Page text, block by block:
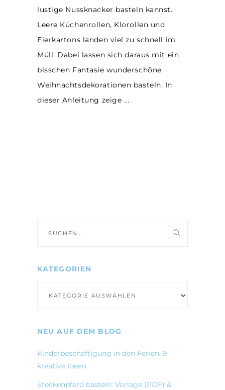
lustige Nussknacker basteln kannst.
Leere Küchenrollen, Klorollen und
Eierkartons landen viel zu schnell im
Müll. Dabei lassen sich daraus mit ein
bisschen Fantasie wunderschöne
Weihnachtsdekorationen basteln. In
dieser Anleitung zeige
nach:
KATEGORIEN
NEU AUF DEM BLOG
Kinderbeschäftigung in den Ferien: 9
kreative Ideen
Steckenpferd basteln: Vorlage (PDF) &